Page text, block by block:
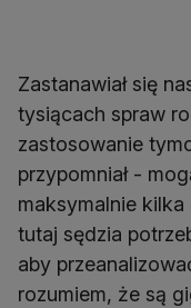
Zastanawiał się
tysiącach spraw
zastosowanie
przypomniał -
maksymalnie
tutaj sędzia
aby
rozumiem, że są